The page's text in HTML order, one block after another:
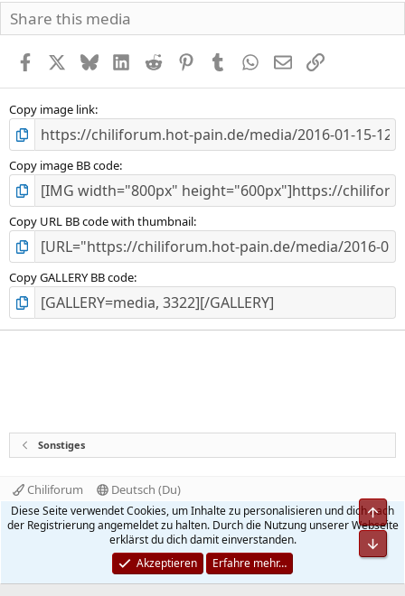
Share this media
Facebook BlueskyLinkedInReddit PinterestTumblr WhatsApp
E-MailLink
Copy image link
Copy image BB code
Copy URL BB code with thumbnail
Copy GALLERY BB code
Sonstiges
Chiliforum
Deutsch (Du)
Kontakt
Nutzungsbedingungen
Datenschutz
Hilfe und Impressum
Start
R
S
Community platform by XenForo® © 2010-2026 XenForo Ltd.
Quality Add-Ons made withbyWMTech.
Diese Seite verwendet Cookies, um Inhalte zu personalisieren und dich nach
der Registrierung angemeldet zu halten. Durch die Nutzung unserer Webseite
erklärst du dich damit einverstanden.
Akzeptieren
Erfahre mehr…